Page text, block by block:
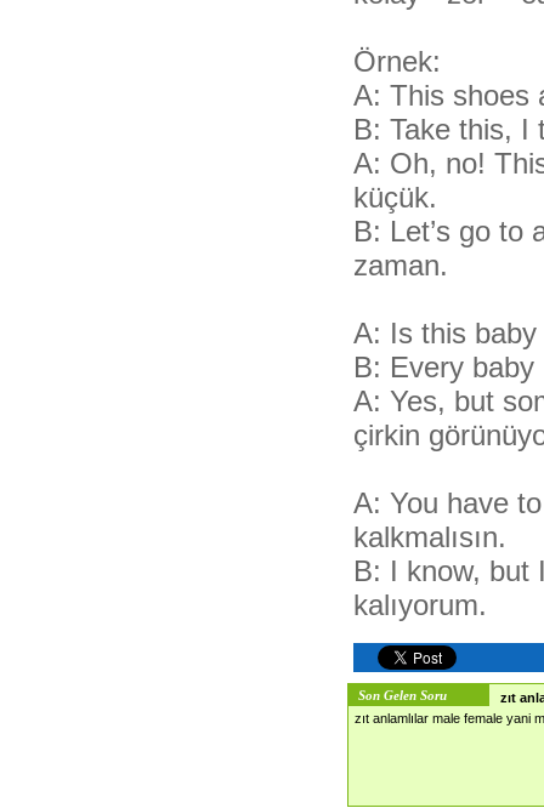
Örnek:
A: This shoes
B: Take this, I
A: Oh, no!
küçük.
B: Let’s go to
zaman.
A: Is this
B: Every
A: Yes, but
çirkin
A: You have
kalkmalısın.
B: I know, but
kalıyorum.
Son Gelen Soru
zıt
zıt anlamlılar male female yani